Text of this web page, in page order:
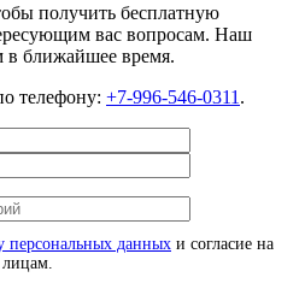
получить бесплатную
вас вопросам. Наш
в ближайшее время.
телефону: +7-996-546-0311 .
персональных данных и согласие на